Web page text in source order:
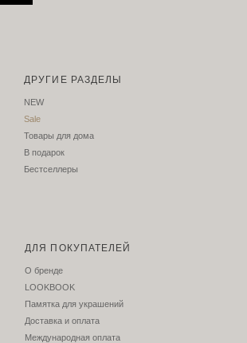
ДЛЯ ПОКУПАТЕЛЕЙ
ДРУГИЕ РАЗДЕЛЫ
NEW
Sale
Товары для дома
В подарок
Бестселлеры
О бренде
LOOKBOOK
Памятка для украшений
Доставка и оплата
Международная оплата